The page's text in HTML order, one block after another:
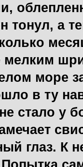
тонул, а
мелким
море
в ту
стало у
глаз. К